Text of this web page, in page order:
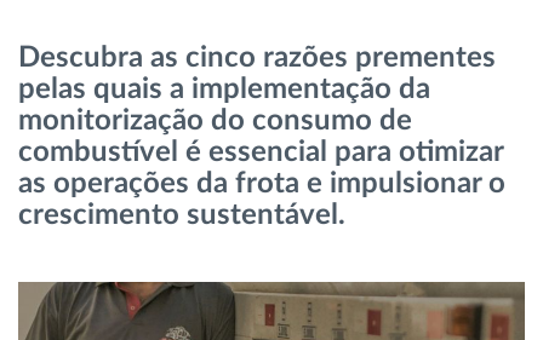
Controlo de acesso
Gestão de Combustível
Planeamento e monitorização de rotas
Ver todas as funcionalidades
Descubra as cinco razões prementes
pelas quais a implementação da
monitorização do consumo de
combustível é essencial para otimizar
as operações da frota e impulsionar o
crescimento sustentável.